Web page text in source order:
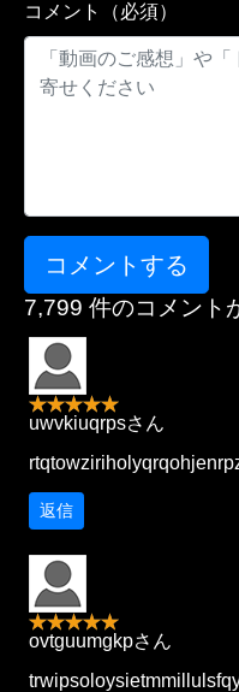
コメント（必須）
7,799 件のコメント
uwvkiuqrpsさん
返信
ovtguumgkpさん